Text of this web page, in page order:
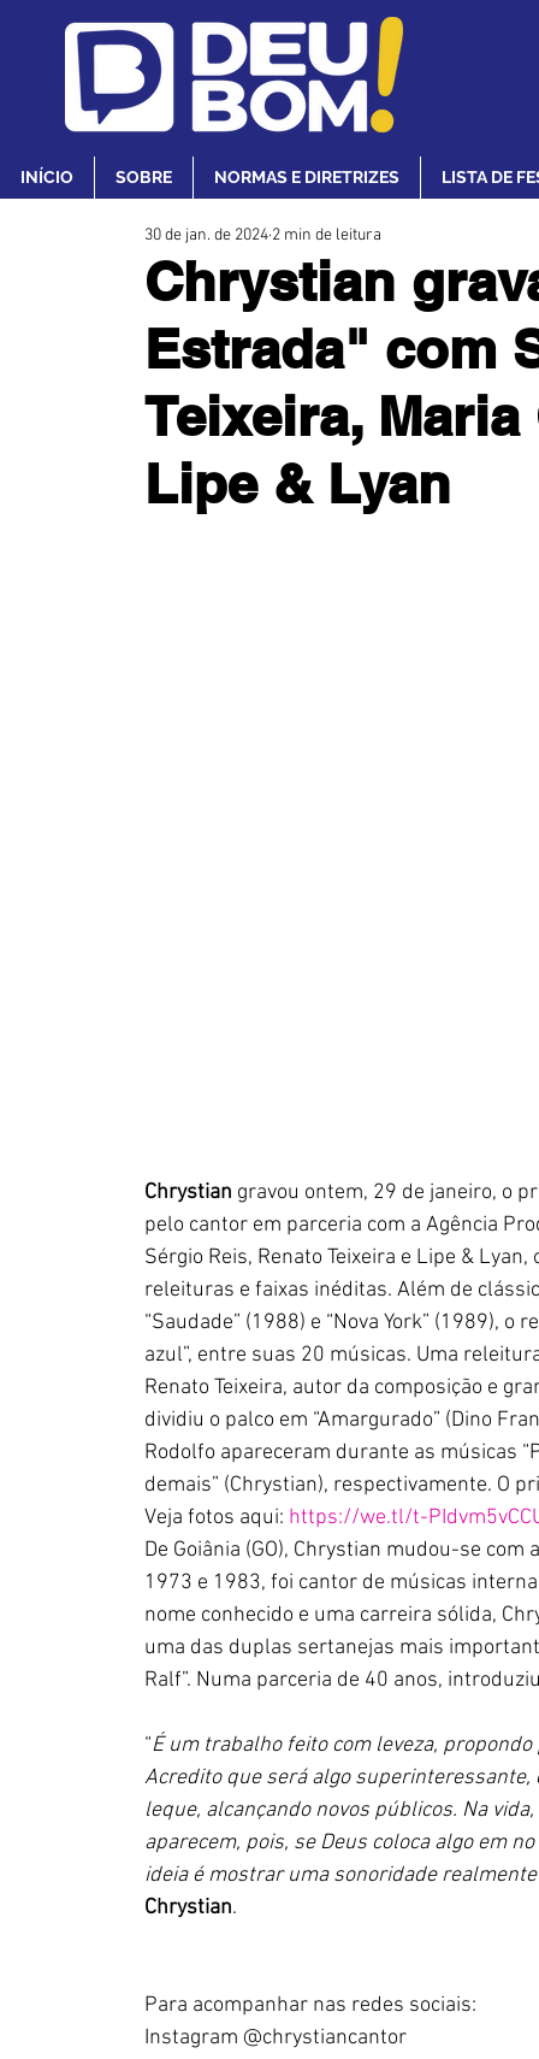
INÍCIO SOBRE NORMAS E DIRETRIZES LISTA DE
Chrystian
Estrada" com
Teixeira,
Lipe & Lyan
30 de jan. de 2024 2 min de leitura
Chrystian gravou ontem, 29 de janeiro, o
pelo cantor em parceria com a Agência
Sérgio Reis, Renato Teixeira e Lipe &
releituras e faixas inéditas. Além de
“Saudade” (1988) e “Nova York” (1989),
azul”, entre suas 20 músicas. Uma
Renato Teixeira, autor da composição e
dividiu o palco em “Amargurado” (Dino
Rodolfo apareceram durante as músicas
demais” (Chrystian), respectivamente. O
Veja fotos aqui: https://we.tl/t-
De Goiânia (GO), Chrystian mudou-se
1973 e 1983, foi cantor de músicas
nome conhecido e uma carreira sólida,
uma das duplas sertanejas mais
Ralf”. Numa parceria de 40 anos,
“É um trabalho feito com leveza,
Acredito que será algo
leque, alcançando novos públicos. Na
aparecem, pois, se Deus coloca algo em
ideia é mostrar uma sonoridade
Chrystian.
Para acompanhar nas redes sociais:
Instagram @chrystiancantor